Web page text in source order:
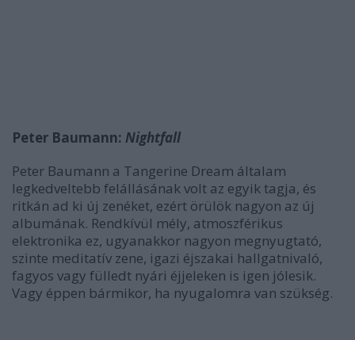
Peter Baumann: Nightfall
Peter Baumann a Tangerine Dream általam
legkedveltebb felállásának volt az egyik tagja, és
ritkán ad ki új zenéket, ezért örülök nagyon az új
albumának. Rendkívül mély, atmoszférikus
elektronika ez, ugyanakkor nagyon megnyugtató,
szinte meditatív zene, igazi éjszakai hallgatnivaló,
fagyos vagy fülledt nyári éjjeleken is igen jólesik.
Vagy éppen bármikor, ha nyugalomra van szükség.